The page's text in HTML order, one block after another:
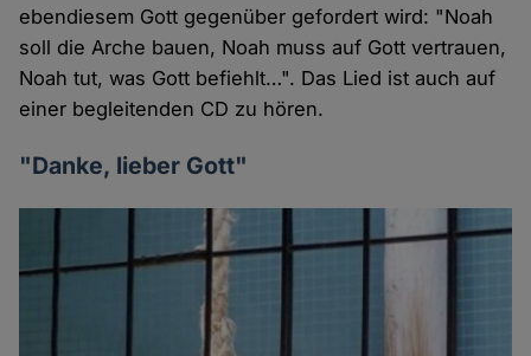
ebendiesem Gott gegenüber gefordert wird: "Noah
soll die Arche bauen, Noah muss auf Gott vertrauen,
Noah tut, was Gott befiehlt…". Das Lied ist auch auf
einer begleitenden CD zu hören.
"Danke, lieber Gott"